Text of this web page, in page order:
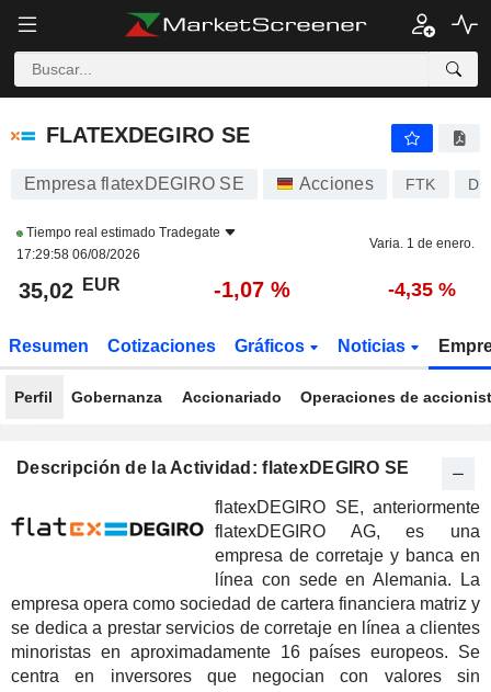
FLATEXDEGIRO SE
FLATEXDEGIRO SE
Empresa flatexDEGIRO SE Acciones FTK
Tiempo real estimado Tradegate
17:29:58 06/08/2026
Varia. 1 de enero.
35,02 EUR -1,07 % -4,35 %
Resumen Cotizaciones Gráficos Noticias
Perfil Gobernanza Accionariado Operaciones de
Descripción de la Actividad: flatexDEGIRO SE
flatexDEGIRO SE, anteriormente
flatexDEGIRO AG, es una
empresa de corretaje y banca en
línea con sede en Alemania. La
empresa opera como sociedad de cartera financiera matriz y
se dedica a prestar servicios de corretaje en línea a clientes
minoristas en aproximadamente 16 países europeos. Se
centra en inversores que negocian con valores sin